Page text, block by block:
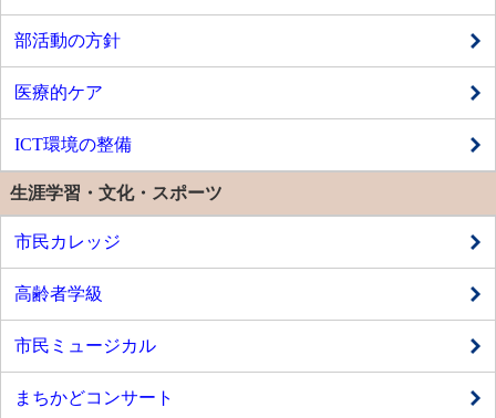
部活動の方針
医療的ケア
ICT環境の整備
生涯学習・文化・スポーツ
市民カレッジ
高齢者学級
市民ミュージカル
まちかどコンサート